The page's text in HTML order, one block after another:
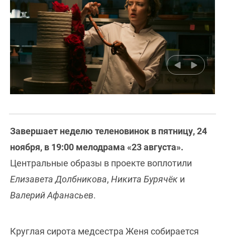
Завершает неделю теленовинок в пятницу, 24
ноября, в 19:00 мелодрама «23 августа».
Центральные образы в проекте воплотили
Елизавета Долбникова, Никита Бурячёк и
Валерий Афанасьев.
Круглая сирота медсестра Женя собирается